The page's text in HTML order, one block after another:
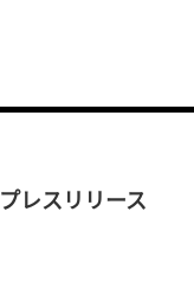
プレスリリース